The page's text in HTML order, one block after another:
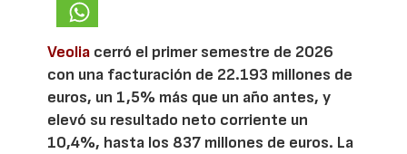
Veolia cerró el primer semestre de 2026
con una facturación de 22.193 millones de
euros, un 1,5% más que un año antes, y
elevó su resultado neto corriente un
10,4%, hasta los 837 millones de euros. La